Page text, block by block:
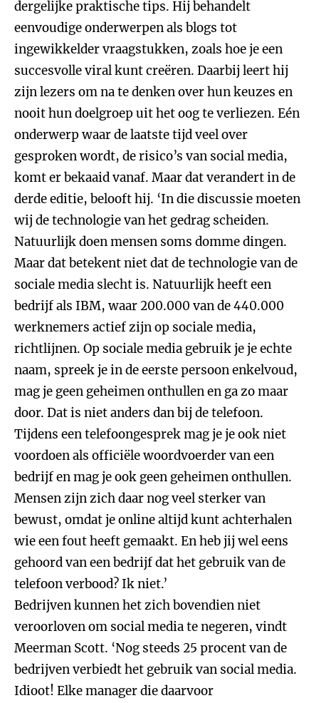
dergelijke praktische tips. Hij behandelt
eenvoudige onderwerpen als blogs tot
ingewikkelder vraagstukken, zoals hoe je een
succesvolle viral kunt creëren. Daarbij leert hij
zijn lezers om na te denken over hun keuzes en
nooit hun doelgroep uit het oog te verliezen. Eén
onderwerp waar de laatste tijd veel over
gesproken wordt, de risico’s van social media,
komt er bekaaid vanaf. Maar dat verandert in de
derde editie, belooft hij. ‘In die discussie moeten
wij de technologie van het gedrag scheiden.
Natuurlijk doen mensen soms domme dingen.
Maar dat betekent niet dat de technologie van de
sociale media slecht is. Natuurlijk heeft een
bedrijf als IBM, waar 200.000 van de 440.000
werknemers actief zijn op sociale media,
richtlijnen. Op sociale media gebruik je je echte
naam, spreek je in de eerste persoon enkelvoud,
mag je geen geheimen onthullen en ga zo maar
door. Dat is niet anders dan bij de telefoon.
Tijdens een telefoongesprek mag je je ook niet
voordoen als officiële woordvoerder van een
bedrijf en mag je ook geen geheimen onthullen.
Mensen zijn zich daar nog veel sterker van
bewust, omdat je online altijd kunt achterhalen
wie een fout heeft gemaakt. En heb jij wel eens
gehoord van een bedrijf dat het gebruik van de
telefoon verbood? Ik niet.’
Bedrijven kunnen het zich bovendien niet
veroorloven om social media te negeren, vindt
Meerman Scott. ‘Nog steeds 25 procent van de
bedrijven verbiedt het gebruik van social media.
Idioot! Elke manager die daarvoor